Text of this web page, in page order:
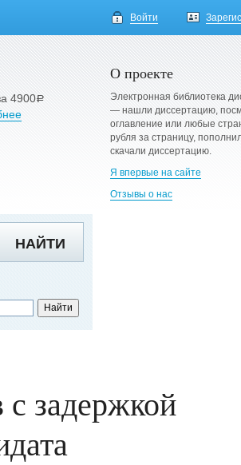
Войти
4900a
О проекте
Электронная библиотека
— нашли диссертацию,
оглавление или любые
рубля за страницу,
скачали диссертацию.
Я впервые на сайте
Отзывы о нас
НАЙТИ
задержкой